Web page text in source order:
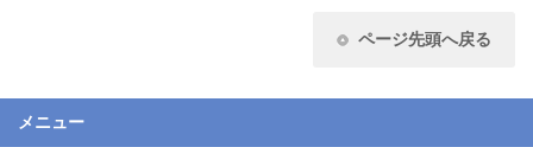
ページ先頭へ戻る
メニュー